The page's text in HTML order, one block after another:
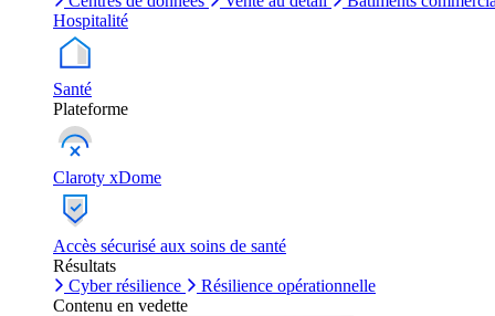
Hospitalité
Santé
Plateforme
Claroty xDome
Accès sécurisé aux soins de santé
Résultats
Cyber résilience
Résilience opérationnelle
Contenu en vedette